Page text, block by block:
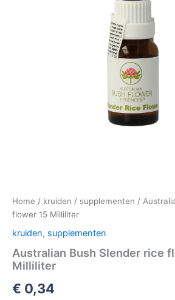
Home / kruiden / supplementen /
flower 15 Milliliter
kruiden, supplementen
Australian Bush Slender rice
Milliliter
€ 0,34